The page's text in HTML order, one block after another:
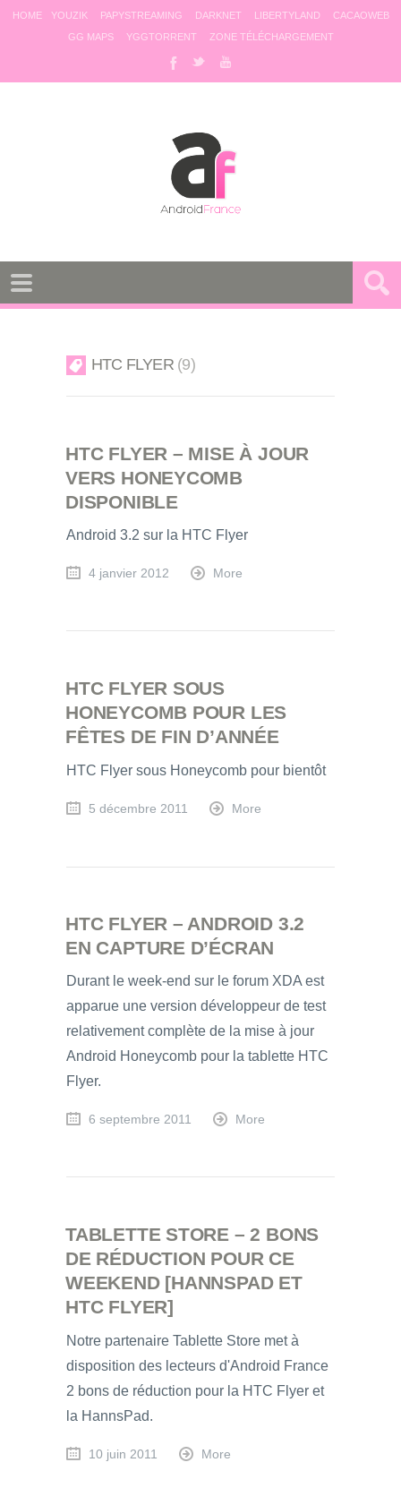
HOME YOUZIK PAPYSTREAMING DARKNET LIBERTYLAND
CACAOWEB
GG MAPS
YGGTORRENT ZONE TÉLÉCHARGEMENT
HTC FLYER 9
HTC FLYER – MISE À JOUR
VERS HONEYCOMB
DISPONIBLE
Android 3.2 sur la HTC Flyer
4 janvier 2012 More
HTC FLYER SOUS
HONEYCOMB POUR LES
FÊTES DE FIN D’ANNÉE
HTC Flyer sous Honeycomb pour bientôt
5 décembre 2011 More
HTC FLYER – ANDROID 3.2
EN CAPTURE D’ÉCRAN
Durant le week-end sur le forum XDA est
apparue une version développeur de test
relativement complète de la mise à jour
Android Honeycomb pour la tablette HTC
Flyer.
6 septembre 2011 More
TABLETTE STORE – 2 BONS
DE RÉDUCTION POUR CE
WEEKEND [HANNSPAD ET
HTC FLYER]
Notre partenaire Tablette Store met à
disposition des lecteurs d'Android France
2 bons de réduction pour la HTC Flyer et
la HannsPad.
10 juin 2011 More